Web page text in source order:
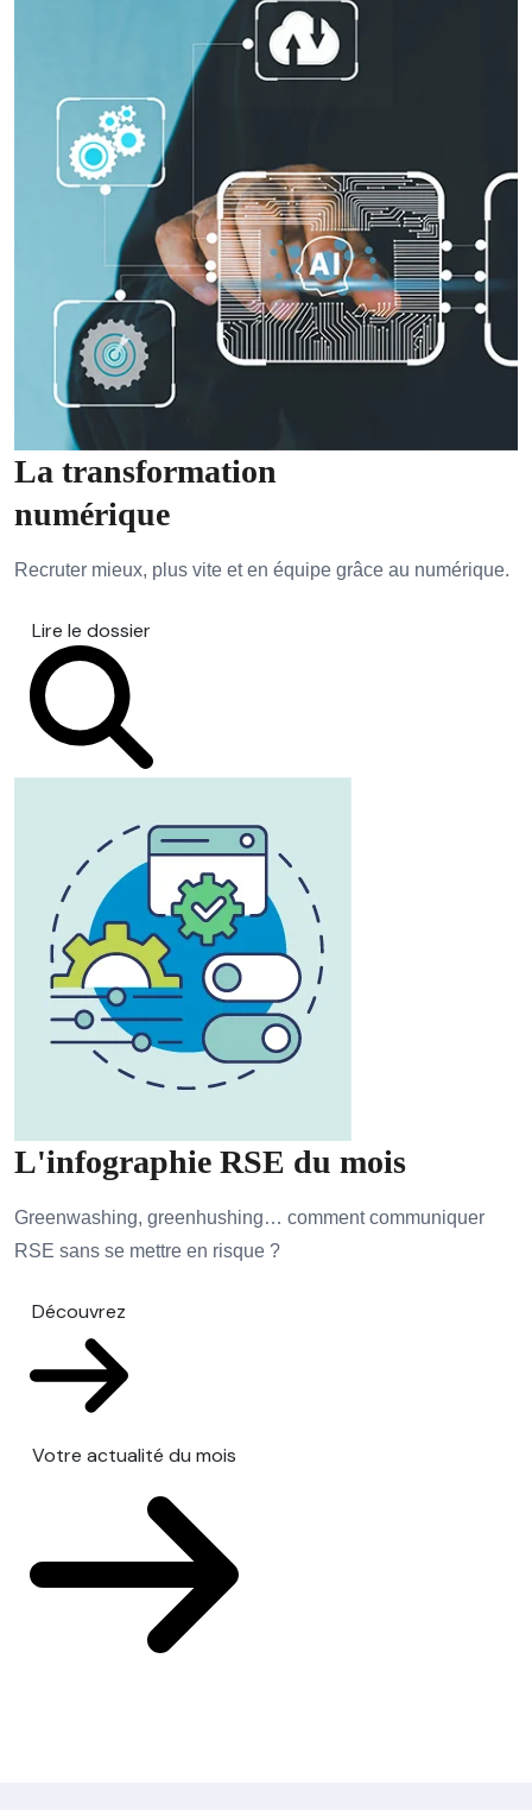
La transformation
numérique
Recruter mieux, plus vite et en équipe grâce au numérique.
Lire le dossier
L'infographie RSE du mois
Greenwashing, greenhushing… comment communiquer
RSE sans se mettre en risque ?
Découvrez
Votre actualité du mois